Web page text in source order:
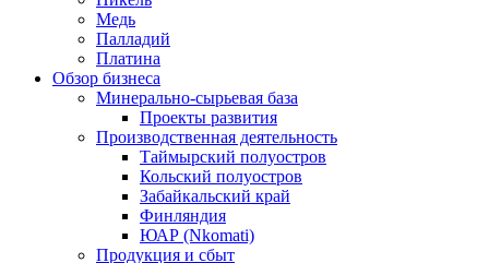
Медь
Палладий
Платина
Обзор бизнеса
Минерально-сырьевая база
Проекты развития
Производственная деятельность
Таймырский полуостров
Кольский полуостров
Забайкальский край
Финляндия
ЮАР (Nkomati)
Продукция и сбыт